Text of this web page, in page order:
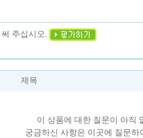
주십시오.
제목
이 상품에 대한 질문이 아직
궁금하신 사항은 이곳에 질문하